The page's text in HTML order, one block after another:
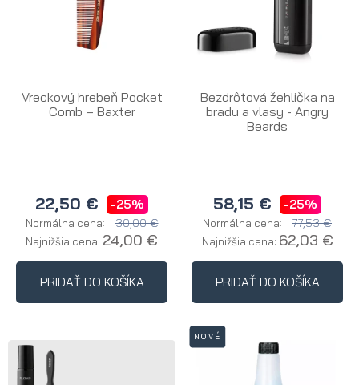
Vreckový hrebeň Pocket
Comb – Baxter
22,50 € -25%
Normálna cena: 30,00 €
Najnižšia cena: 24,00 €
PRIDAŤ DO KOŠÍKA
Bezdrôtová žehlička na
bradu a vlasy - Angry
Beards
58,15 € -25%
Normálna cena: 77,53 €
Najnižšia cena:62,03 €
PRIDAŤ DO KOŠÍKA
NOVÉ